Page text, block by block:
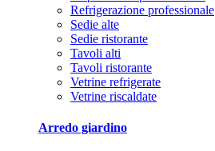
Refrigerazione professionale
Sedie alte
Sedie ristorante
Tavoli alti
Tavoli ristorante
Vetrine refrigerate
Vetrine riscaldate
Arredo giardino